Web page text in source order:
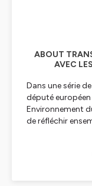
ABOUT
AVEC
Dans une série
député
Environnement
de réfléchir
la donne avec